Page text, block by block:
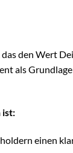
den Wert
als
ist:
einen